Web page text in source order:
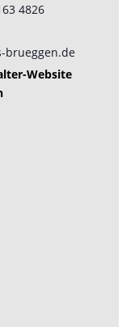
4826
brueggen.de
Website